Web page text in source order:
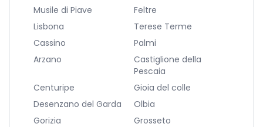
Musile di Piave
Feltre
Lisbona
Terese Terme
Cassino
Palmi
Arzano
Castiglione della
Pescaia
Centuripe
Gioia del colle
Desenzano del Garda
Olbia
Gorizia
Grosseto